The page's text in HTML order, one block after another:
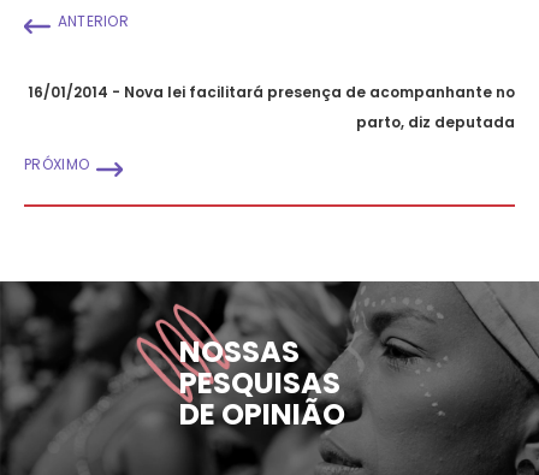
ANTERIOR
16/01/2014 - Nova lei facilitará presença de acompanhante no
parto, diz deputada
PRÓXIMO
NOSSAS
PESQUISAS
DE OPINIÃO